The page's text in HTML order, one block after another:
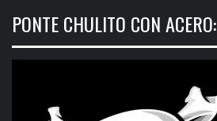
PONTE CHULITO CON ACERO: